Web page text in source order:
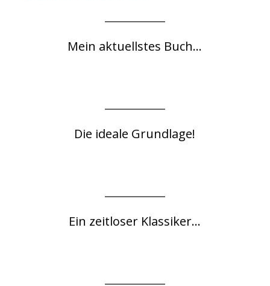
Mein aktuellstes Buch...
Die ideale Grundlage!
Ein zeitloser Klassiker...